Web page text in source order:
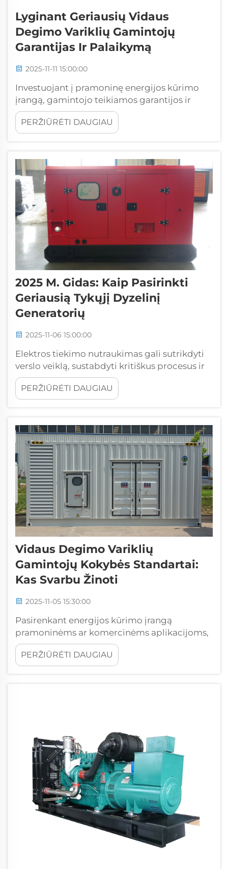
Lyginant Geriausių Vidaus
Degimo Variklių Gamintojų
Garantijas Ir Palaikymą
2025-11-11 15:00:00
Investuojant į pramoninę energijos kūrimo
įrangą, gamintojo teikiamos garantijos ir
techninės priežiūros paslaugos gali žymiai
paveikti jūsų ilgalaikį veiklos sėkmingumą.
Svarbu suprasti garantijos apimties niuansus,
PERŽIŪRĖTI DAUGIAU
2025 M. Gidas: Kaip Pasirinkti
Geriausią Tykųjį Dyzelinį
Generatorių
2025-11-06 15:00:00
Elektros tiekimo nutraukimas gali sutrikdyti
verslo veiklą, sustabdyti kritiškus procesus ir
kainuoti įmonėms tūkstančius dolerių dėl
prarastos našumo. Pramonės ir komercinėse
aplinkose patikima rezervinė energija būtina
PERŽIŪRĖTI DAUGIAU
Vidaus Degimo Variklių
Gamintojų Kokybės Standartai:
Kas Svarbu Žinoti
2025-11-05 15:30:00
Pasirenkant energijos kūrimo įrangą
pramoninėms ar komercinėms aplikacijoms,
būtina suprasti kokybės standartus, kurie
reglamentuoja generatorių gamintojų veiklą,
nes tai yra lemiantis veiksnys priimant
PERŽIŪRĖTI DAUGIAU